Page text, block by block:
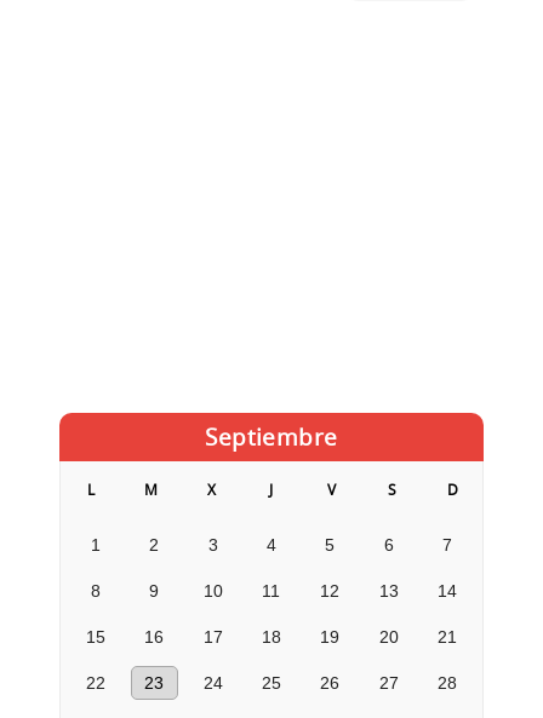
Septiembre
L M X J V S D
1 2 3 4 5 6 7
8 9 10 11 12 13 14
15 16 17 18 19 20 21
22 23 24 25 26 27 28